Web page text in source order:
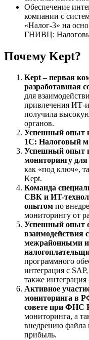
Обеспечение
компании с
«Налог-3» на
ГНИВЦ:
Почему Kept?
Kept – первая
разработавшая
для
привлечения ИТ-
получила
органов.
Успешный опыт
1С: Налоговый
Успешный опыт
мониторингу
как «под ключ»,
Kept.
Команда
СВК и ИT-
опытом по
мониторингу от
Успешный опыт
межрайонными
программного
интеграция с
также
Активное
мониторинга в
совете при ФНС
мониторинга, а
внедрению файла
прибыль.